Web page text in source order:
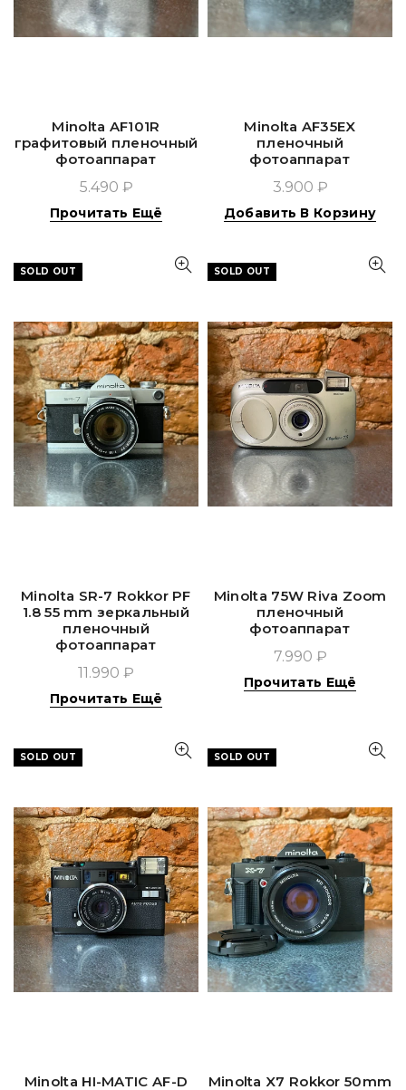
Minolta AF101R
графитовый пленочный
фотоаппарат
5.490 ₽
Прочитать Ещё
Minolta AF35EX
пленочный
фотоаппарат
3.900 ₽
Добавить В Корзину
SOLD OUT
Minolta SR-7 Rokkor PF
1.8 55 mm зеркальный
пленочный
фотоаппарат
11.990 ₽
Прочитать Ещё
SOLD OUT
Minolta 75W Riva Zoom
пленочный
фотоаппарат
7.990 ₽
Прочитать Ещё
SOLD OUT
Minolta HI-MATIC AF-D
SOLD OUT
Minolta X7 Rokkor 50mm